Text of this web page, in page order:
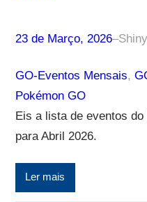
23 de Março, 2026–
GO-Eventos Mensais,
Pokémon GO
Eis a lista de eventos
para Abril 2026.
Ler mais